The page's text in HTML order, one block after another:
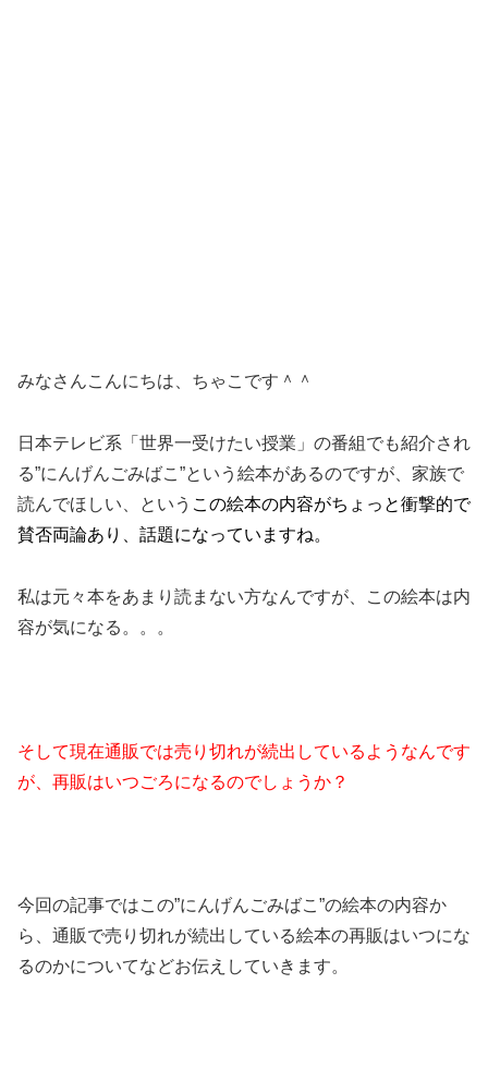
みなさんこんにちは、ちゃこです＾＾
日本テレビ系「世界一受けたい授業」の番組でも紹介され
る”にんげんごみばこ”という絵本があるのですが、家族で
読んでほしい、という この絵本の内容がちょっと衝撃的で
賛否両論あり、話題になっていますね。
私は元々本をあまり読まない方なんですが、この絵本は内
容が気になる。。。
そして現在通販では売り切れが続出しているようなんです
が、再販はいつごろになるのでしょうか？
今回の記事ではこの”にんげんごみばこ”の絵本の内容か
ら、通販で売り切れが続出している絵本の再販はいつにな
るのかについてなどお伝えしていきます。